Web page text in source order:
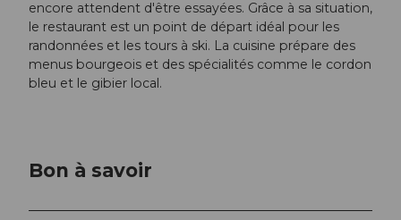
encore attendent d'être essayées. Grâce à sa situation,
le restaurant est un point de départ idéal pour les
randonnées et les tours à ski. La cuisine prépare des
menus bourgeois et des spécialités comme le cordon
bleu et le gibier local.
Bon à savoir